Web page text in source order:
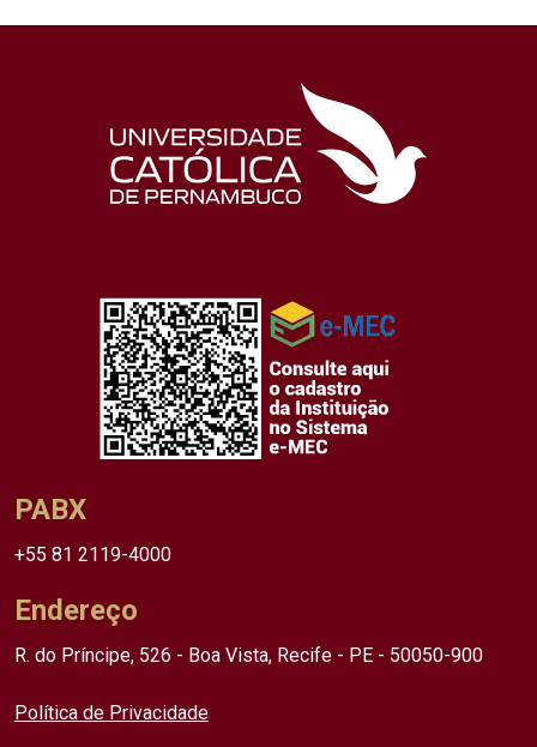
PABX
+55 81 2119-4000
Endereço
R. do Príncipe, 526 - Boa Vista, Recife - PE - 50050-900
Política de Privacidade